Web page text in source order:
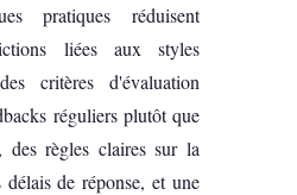
pratiques réduisent
liées aux styles
critères d'évaluation
réguliers plutôt que
des règles claires sur la
de réponse, et une